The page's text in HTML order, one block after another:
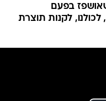
בפעם
לקנות תוצרת